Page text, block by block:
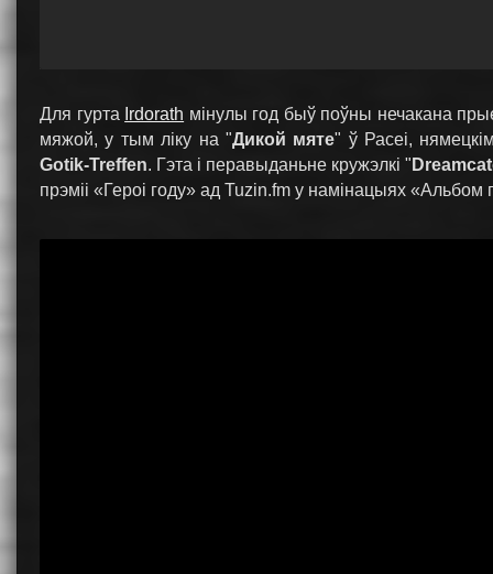
Для гурта Irdorath мінулы год быў поўны нечакана
мяжой, у тым ліку на "Дикой мяте" ў Расеі,
Gotik-Treffen. Гэта і перавыданьне кружэлкі "
прэміі «Героі году» ад Tuzin.fm у намінацыях «Альбом